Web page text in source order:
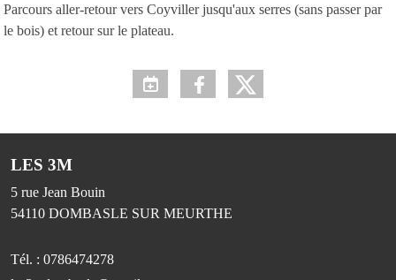
Parcours aller-retour vers Coyviller jusqu'aux serres (sans passer par
le bois) et retour sur le plateau.
LES 3M
5 rue Jean Bouin
54110 DOMBASLE SUR MEURTHE
Tél. : 0786474278